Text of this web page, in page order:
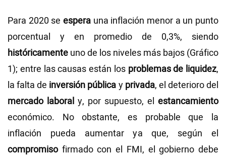
Para 2020 se espera una inflación menor a un punto
porcentual y en promedio de 0,3%, siendo
históricamente uno de los niveles más bajos (Gráfico
1); entre las causas están los problemas de liquidez,
la falta de inversión pública y privada, el deterioro del
mercado laboral y, por supuesto, el estancamiento
económico. No obstante, es probable que la
inflación pueda aumentar ya que, según el
compromisofirmado con el FMI, el gobierno debe